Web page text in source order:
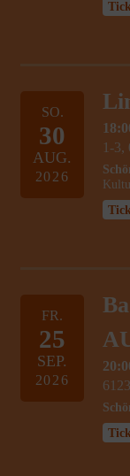
SO.
30
AUG.
2026
1-3,
FR.
25
SEP.
2026